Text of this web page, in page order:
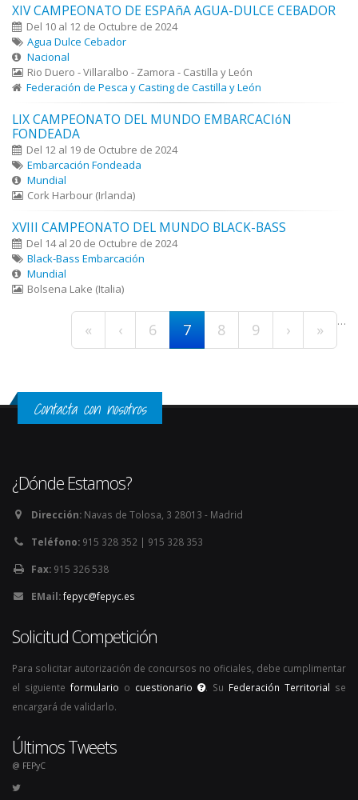
XIV CAMPEONATO DE ESPAñA AGUA-DULCE CEBADOR
Del 10 al 12 de Octubre de 2024
Agua Dulce Cebador
Nacional
Rio Duero - Villaralbo - Zamora - Castilla y León
Federación de Pesca y Casting de Castilla y León
LIX CAMPEONATO DEL MUNDO EMBARCACIóN
FONDEADA
Del 12 al 19 de Octubre de 2024
Embarcación Fondeada
Mundial
Cork Harbour (Irlanda)
XVIII CAMPEONATO DEL MUNDO BLACK-BASS
Del 14 al 20 de Octubre de 2024
Black-Bass Embarcación
Mundial
Bolsena Lake (Italia)
Páginas
« ‹ …
6 7 8 9 › »
Contacta con nosotros
¿Dónde Estamos?
Dirección: Navas de Tolosa, 3 28013 - Madrid
Teléfono: 915 328 352 | 915 328 353
Fax: 915 326 538
EMail:fepyc@fepyc.es
Solicitud Competición
Para solicitar autorización de concursos no oficiales, debe cumplimentar
el siguiente formulario o cuestionario . Su Federación Territorial se
encargará de validarlo.
Últimos Tweets
@ FEPyC